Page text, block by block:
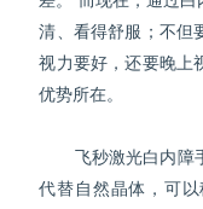
清、看得舒服；不但
视力要好，还要晚上
优势所在。
飞秒激光白内障手
代替自然晶体，可